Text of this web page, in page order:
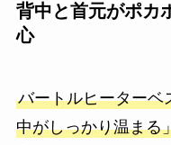
背中と首元がポカ
心
バートルヒーターベ
中がしっかり温まる